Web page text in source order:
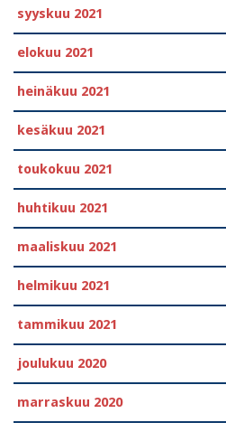
syyskuu 2021
elokuu 2021
heinäkuu 2021
kesäkuu 2021
toukokuu 2021
huhtikuu 2021
maaliskuu 2021
helmikuu 2021
tammikuu 2021
joulukuu 2020
marraskuu 2020